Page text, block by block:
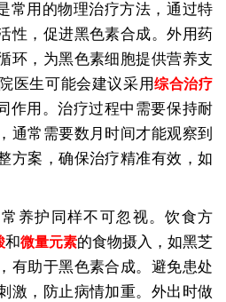
常用的物理治疗方法，通过特
性，促进黑色素合成。外用药
环，为黑色素细胞提供营养支
医生可能会建议采用综合治疗
作用。治疗过程中需要保持耐
通常需要数月时间才能观察到
方案，确保治疗精准有效，如
养护同样不可忽视。饮食方
和微量元素的食物摄入，如黑芝
有助于黑色素合成。避免患处
激，防止病情加重。外出时做